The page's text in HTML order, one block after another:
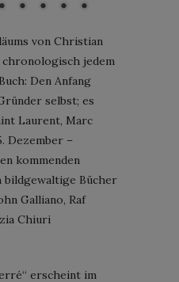
von Christian
jedem
Den Anfang
selbst; es
Laurent, Marc
Dezember –
kommenden
bildgewaltige Bücher
Galliano, Raf
Chiuri
erscheint im